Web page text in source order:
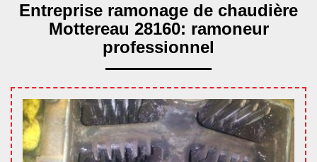
Entreprise ramonage de chaudière
Mottereau 28160: ramoneur
professionnel